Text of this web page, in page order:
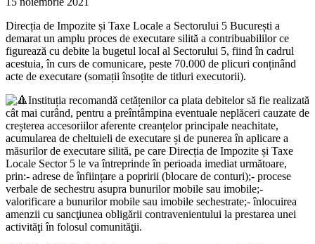
Direcția de Impozite și Taxe Locale a Sectorului 5 București a
demarat un amplu proces de executare silită a contribuabililor ce
figurează cu debite la bugetul local al Sectorului 5, fiind în cadrul
acestuia, în curs de comunicare, peste 70.000 de plicuri conținând
acte de executare (somații însoțite de titluri executorii).
Instituția recomandă cetățenilor ca plata debitelor să fie realizată
cât mai curând, pentru a preîntâmpina eventuale neplăceri cauzate de
creșterea accesoriilor aferente creanțelor principale neachitate,
acumularea de cheltuieli de executare și de punerea în aplicare a
măsurilor de executare silită, pe care Direcția de Impozite și Taxe
Locale Sector 5 le va întreprinde în perioada imediat următoare,
prin:- adrese de înființare a popririi (blocare de conturi);- procese
verbale de sechestru asupra bunurilor mobile sau imobile;-
valorificare a bunurilor mobile sau imobile sechestrate;- înlocuirea
amenzii cu sancţiunea obligării contravenientului la prestarea unei
activităţi în folosul comunităţii.